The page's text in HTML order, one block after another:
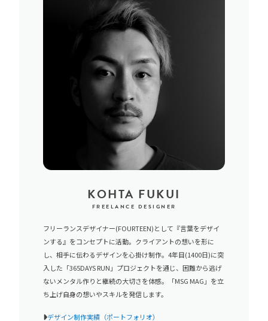
KOHTA FUKUI
FREELANCE DESIGNER
フリーランスデザイナー(FOURTEEN)として『言葉をデザイ
ンする』をコンセプトに活動。クライアントの想いを形に
し、相手に伝わるデザインを心掛け制作。4年目(1400日)に突
入した「365DAYS RUN」プロジェクトを通じ、困難から逃げ
ないメンタル作りと継続の大切さを体感。「MSG MAG」を立
ち上げ自身の想いやスキルを発信します。
デザイン制作実績（ポートフォリオ）